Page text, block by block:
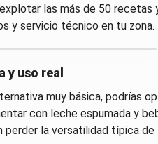
las más de 50 recetas
y servicio técnico en tu zona.
y uso real
muy básica, podrías
con leche espumada y
perder la versatilidad típica de